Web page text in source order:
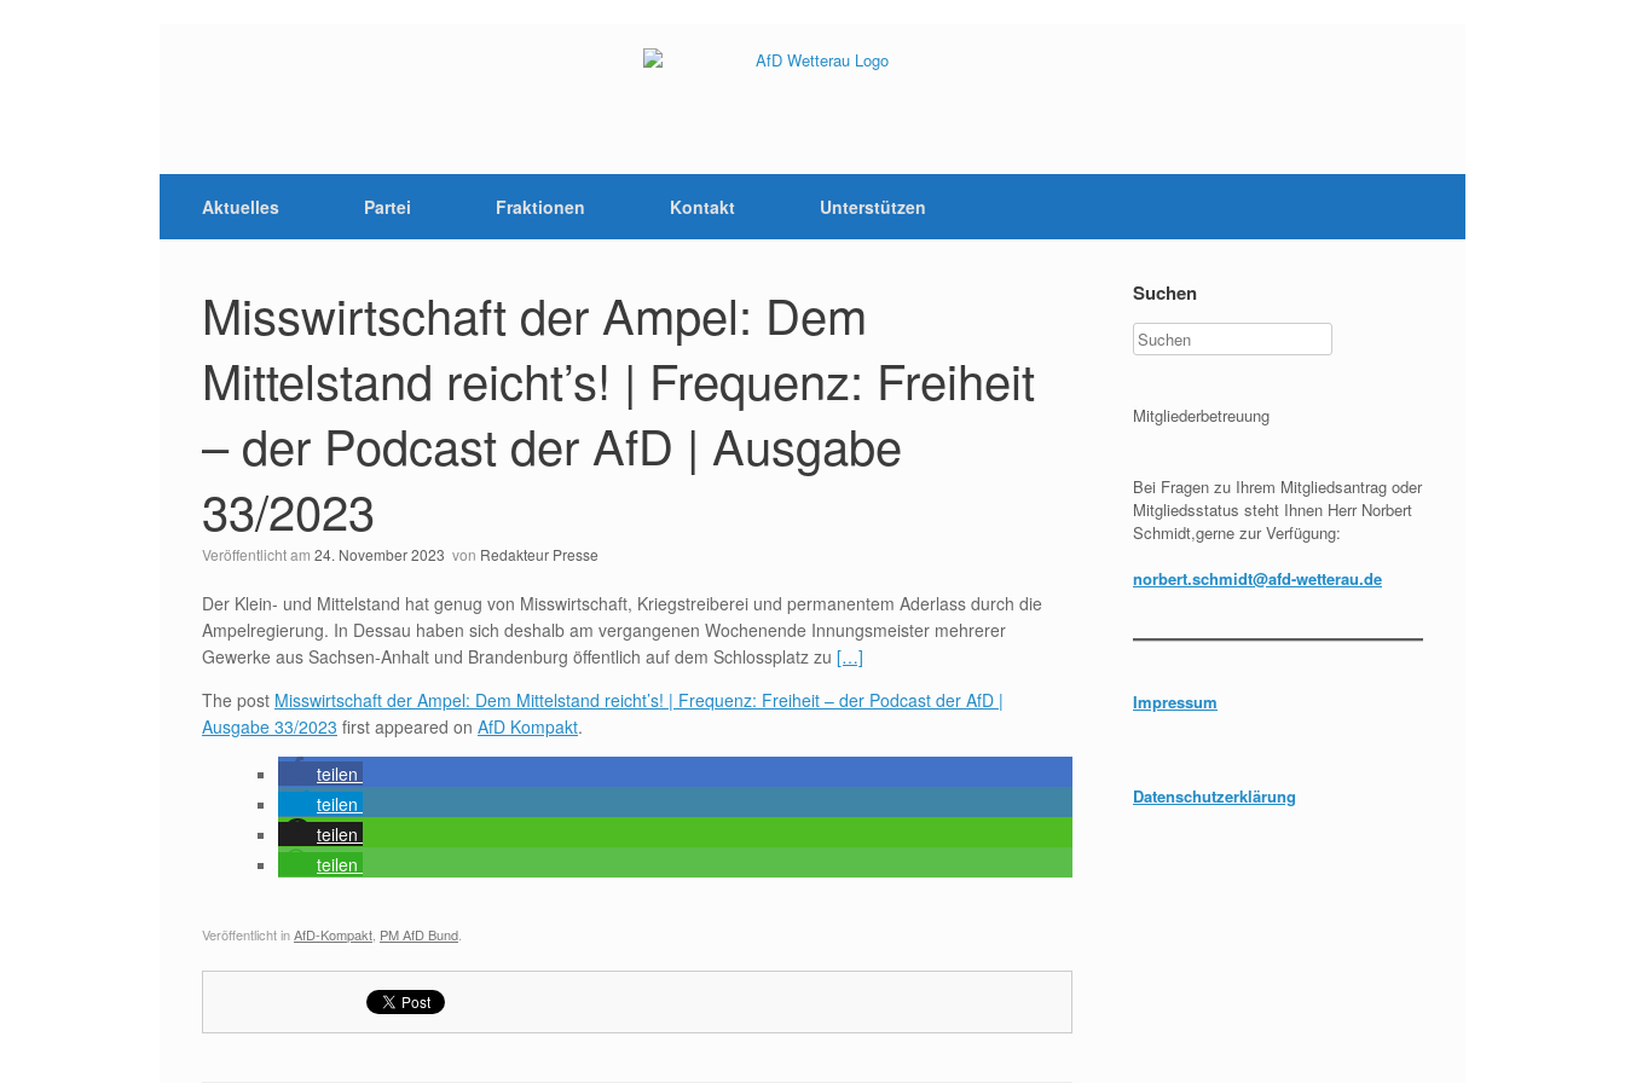
Aktuelles Partei Fraktionen Kontakt Unterstützen
Misswirtschaft der Ampel: Dem
Mittelstand reicht’s! | Frequenz: Freiheit
– der Podcast der AfD | Ausgabe
33/2023
Veröffentlicht am 24. November 2023 von Redakteur Presse
Der Klein- und Mittelstand hat genug von Misswirtschaft, Kriegstreiberei und permanentem Aderlass durch die
Ampelregierung. In Dessau haben sich deshalb am vergangenen Wochenende Innungsmeister mehrerer
Gewerke aus Sachsen-Anhalt und Brandenburg öffentlich auf dem Schlossplatz zu […]
The post Misswirtschaft der Ampel: Dem Mittelstand reicht’s! | Frequenz: Freiheit – der Podcast der AfD |
Ausgabe 33/2023 first appeared on AfD Kompakt.
teilen
teilen
teilen
teilen
Veröffentlicht inAfD-Kompakt PM AfD Bund
Suchen
Mitgliederbetreuung
Bei Fragen zu Ihrem Mitgliedsantrag oder
Mitgliedsstatus steht Ihnen Herr Norbert
Schmidt,gerne zur Verfügung:
norbert.schmidt@afd-wetterau.de
Impressum
Datenschutzerklärung